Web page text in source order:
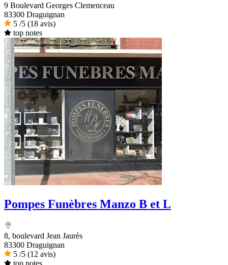
9 Boulevard Georges Clemenceau
83300 Draguignan
5 /5 (18 avis)
top notes
Pompes Funèbres Manzo B et L
8, boulevard Jean Jaurès
83300 Draguignan
5 /5 (12 avis)
top notes